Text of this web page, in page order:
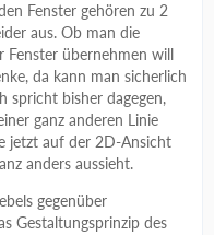
Fenster gehören zu 2
aus. Ob man die
Fenster übernehmen will
da kann man sicherlich
spricht bisher dagegen,
ganz anderen Linie
jetzt auf der 2D-Ansicht
anders aussieht.
gegenüber
Gestaltungsprinzip des